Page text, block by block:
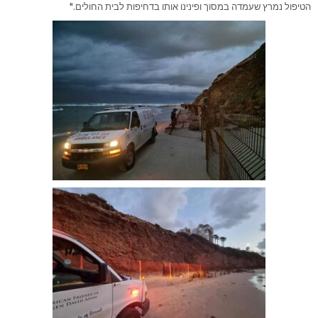
הטיפול נמרץ שעמדה במסוך ופינינו אותו בדחיפות לבית החולים."